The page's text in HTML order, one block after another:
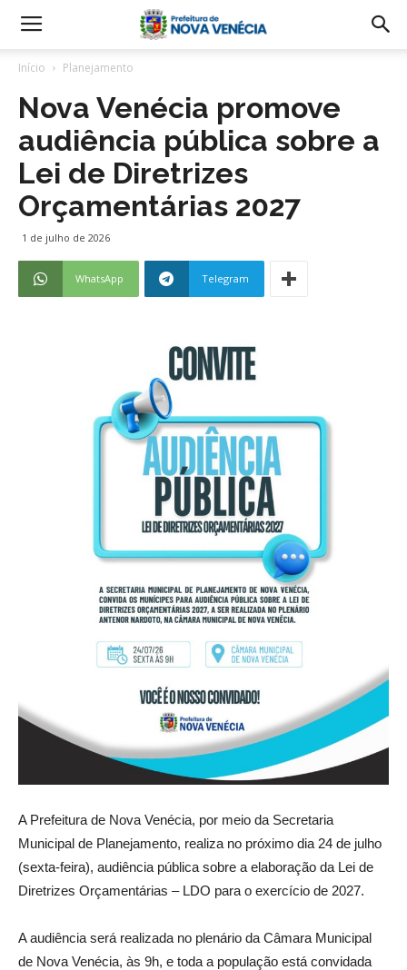
Início Planejamento
Nova Venécia promove
audiência pública sobre a
Lei de Diretrizes
Orçamentárias 2027
1 de julho de 2026
WhatsApp Telegram
A Prefeitura de Nova Venécia, por meio da Secretaria
Municipal de Planejamento, realiza no próximo dia 24 de julho
(sexta-feira), audiência pública sobre a elaboração da Lei de
Diretrizes Orçamentárias – LDO para o exercício de 2027.
A audiência será realizada no plenário da Câmara Municipal
de Nova Venécia, às 9h, e toda a população está convidada